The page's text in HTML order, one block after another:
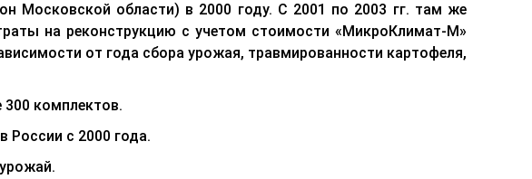
Московской области) в 2000 году. С 2001 по 2003 гг. там же
на реконструкцию с учетом стоимости «МикроКлимат-М»
от года сбора урожая, травмированности картофеля,
300 комплектов.
России с 2000 года.